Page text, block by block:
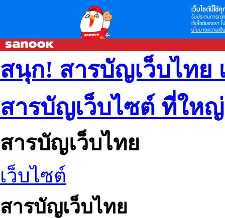
เว็บไซต์นี้ใช้คุ
รับประสบการณ์
เว็บไซต์ของเรา
นโยบายความเป็
สนุก! สารบัญเว็บไทย
สารบัญเว็บไซต์ ที่ให
สารบัญเว็บไทย
เว็บไซต์
สารบัญเว็บไทย